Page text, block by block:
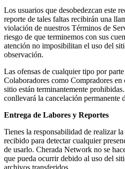
Los usuarios que desobedezcan este
reporte de tales faltas recibirán una
violación de nuestros Términos de
riesgo de que terminemos con sus
atención no imposibilitan el uso del
observación.
Las ofensas de cualquier tipo por
Colaboradores como Compradores
sitio están terminantemente
conllevará la cancelación permanente
Entrega de Labores y Reportes
Tienes la responsabilidad de realizar
recibido para detectar cualquier
de usarlo. Cherada Network no se
que pueda ocurrir debido al uso del
archivos transferidos.